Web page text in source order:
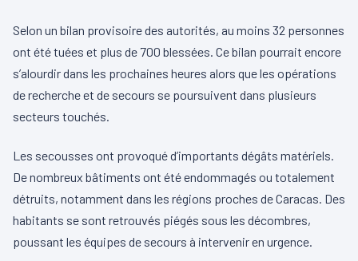
Selon un bilan provisoire des autorités, au moins 32 personnes
ont été tuées et plus de 700 blessées. Ce bilan pourrait encore
s’alourdir dans les prochaines heures alors que les opérations
de recherche et de secours se poursuivent dans plusieurs
secteurs touchés.
Les secousses ont provoqué d’importants dégâts matériels.
De nombreux bâtiments ont été endommagés ou totalement
détruits, notamment dans les régions proches de Caracas. Des
habitants se sont retrouvés piégés sous les décombres,
poussant les équipes de secours à intervenir en urgence.